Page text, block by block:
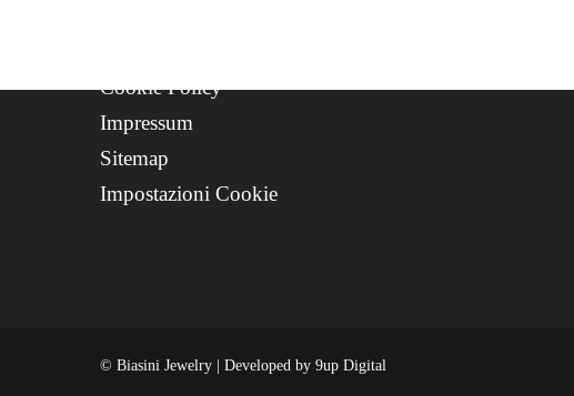
Cookie Policy
Impressum
Sitemap
Impostazioni Cookie
© Biasini Jewelry | Developed by 9up Digital